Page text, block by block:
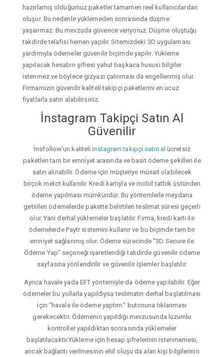
hazırlamış olduğumuz paketler tamamen reel kullanıcılardan
oluşur. Bu nedenle yüklemeden sonrasında düşme
yaşanmaz. Bu mevzuda güvence veriyoruz. Düşme oluştuğu
takdirde telafisi hemen yapılır. Sitemizdeki 3D uygulaması
yardımıyla ödemeler güvenilir biçimde yapılır. Yükleme
yapılacak hesabın şifresi yahut başkaca hususi bilgiler
istenmez ve böylece gizyazı çalınması da engellenmiş olur.
Firmamızın güvenilir kaliteli takipçi paketlerini en ucuz
fiyatlarla satın alabilirsiniz.
İnstagram Takipçi Satın Al
Güvenilir
İnsfollow'un kaliteliinstagram takipçi satın al ücretsiz
paketleri tam bir emniyet arasında ve basit ödeme şekilleri ile
satın alınabilir. Ödeme için müşteriye müsait olabilecek
birçok metot kullanılır. Kredi kartıyla ve mobil tatbik üstünden
ödeme yapılması mümkündür. Bu yöntemlerle meydana
getirilen ödemelerde pakette belirtilen teslimat süresi geçerli
olur. Yani derhal yüklemeler başlatılır. Firma, kredi kartı ile
ödemelerde Paytr sistemini kullanır ve bu biçimde tam bir
emniyet sağlanmış olur. Ödeme sürecinde "3D Secure ile
Ödeme Yap" seçeneği işaretlendiği takdirde güvenilir ödeme
sayfasına yönlendirilir ve güvenilir işlemler başlatılır.
Ayrıca havale yada EFT yöntemiyle da ödeme yapılabilir. Eğer
ödemeler bu yollarla yapıldıysa teslimatın derhal başlatılması
için "havale ile ödeme yaptım." butonuna tıklanması
gerekecektir. Ödemenin yapıldığı mevzusunda lüzumlu
kontroller yapıldıktan sonrasında yüklemeler
başlatılacaktır.Yükleme için hesap şifrelerinin istenmemesi,
ancak bağlantı verilmesinin ehil oluşu da alan kişi bilgilerinin